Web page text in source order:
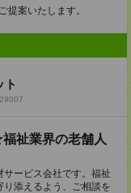
案いたします。
ト
祉業界の老舗人
ービス会社です。福祉
添えるよう、ご相談を